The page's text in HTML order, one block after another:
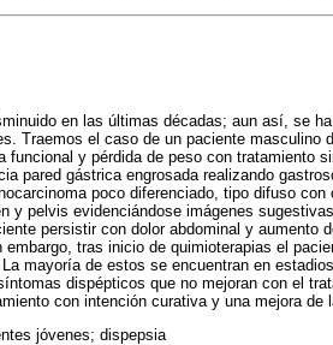
en las últimas décadas; aun así, se
Traemos el caso de un paciente masculino
funcional y pérdida de peso con tratamiento
pared gástrica engrosada realizando
poco diferenciado, tipo difuso
y pelvis evidenciándose imágenes
persistir con dolor abdominal y aumento
tras inicio de quimioterapias el
mayoría de estos se encuentran en
dispépticos que no mejoran con el
con intención curativa y una mejora de
jóvenes; dispepsia